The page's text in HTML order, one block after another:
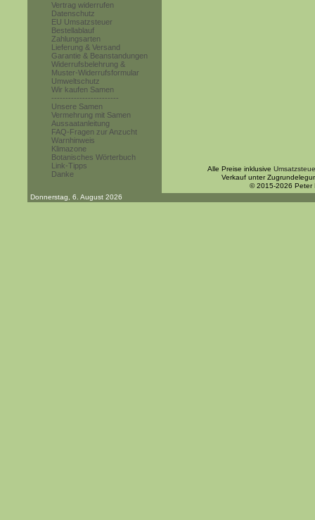
Vertrag widerrufen
Datenschutz
EU Umsatzsteuer
Bestellablauf
Zahlungsarten
Lieferung & Versand
Garantie & Beanstandungen
Widerrufsbelehrung &
Muster-Widerrufsformular
Umweltschutz
Wir kaufen Samen
------------------------
Unsere Samen
Vermehrung mit Samen
Aussaatanleitung
FAQ-Fragen zur Anzucht
Warnhinweis
Klimazone
Botanisches Wörterbuch
Link-Tipps
Danke
Alle Preise inklusive
Verkauf unter
© 2015-2026 Peter
Donnerstag, 6. August 2026